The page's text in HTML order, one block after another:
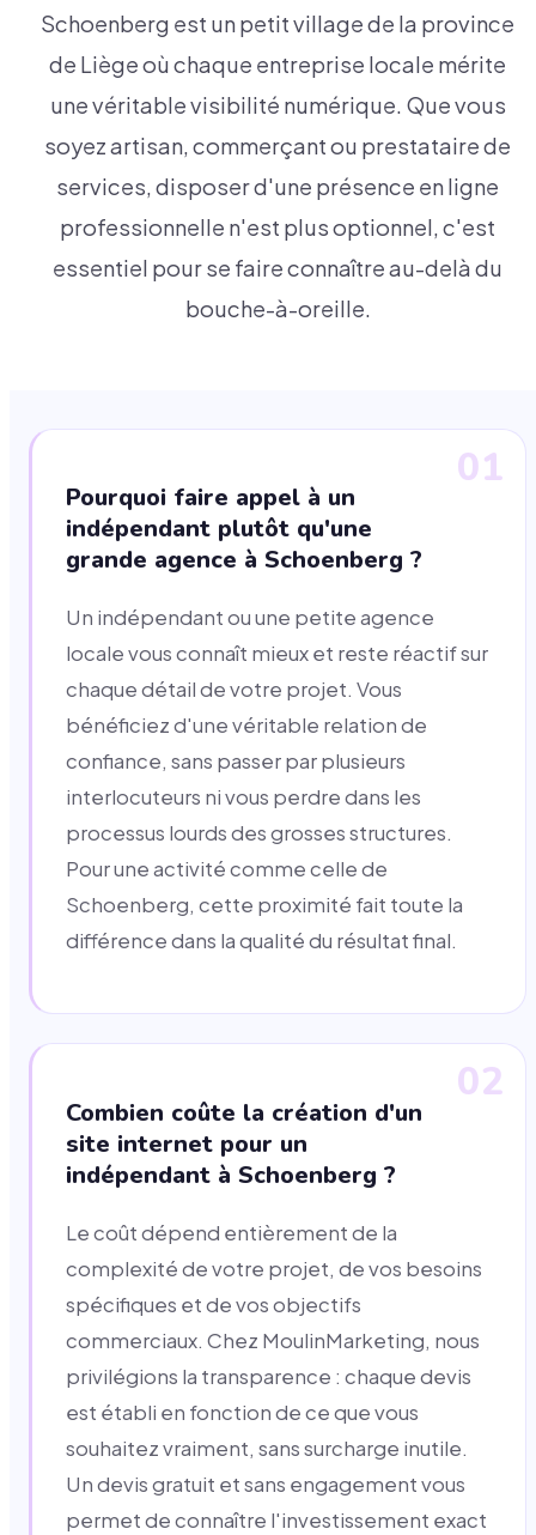
Schoenberg est un petit village de la province
de Liège où chaque entreprise locale mérite
une véritable visibilité numérique. Que vous
soyez artisan, commerçant ou prestataire de
services, disposer d'une présence en ligne
professionnelle n'est plus optionnel, c'est
essentiel pour se faire connaître au-delà du
bouche-à-oreille.
01
Pourquoi faire appel à un
indépendant plutôt qu'une
grande agence à Schoenberg ?
Un indépendant ou une petite agence
locale vous connaît mieux et reste réactif sur
chaque détail de votre projet. Vous
bénéficiez d'une véritable relation de
confiance, sans passer par plusieurs
interlocuteurs ni vous perdre dans les
processus lourds des grosses structures.
Pour une activité comme celle de
Schoenberg, cette proximité fait toute la
différence dans la qualité du résultat final.
02
Combien coûte la création d'un
site internet pour un
indépendant à Schoenberg ?
Le coût dépend entièrement de la
complexité de votre projet, de vos besoins
spécifiques et de vos objectifs
commerciaux. Chez MoulinMarketing, nous
privilégions la transparence : chaque devis
est établi en fonction de ce que vous
souhaitez vraiment, sans surcharge inutile.
Un devis gratuit et sans engagement vous
permet de connaître l'investissement exact